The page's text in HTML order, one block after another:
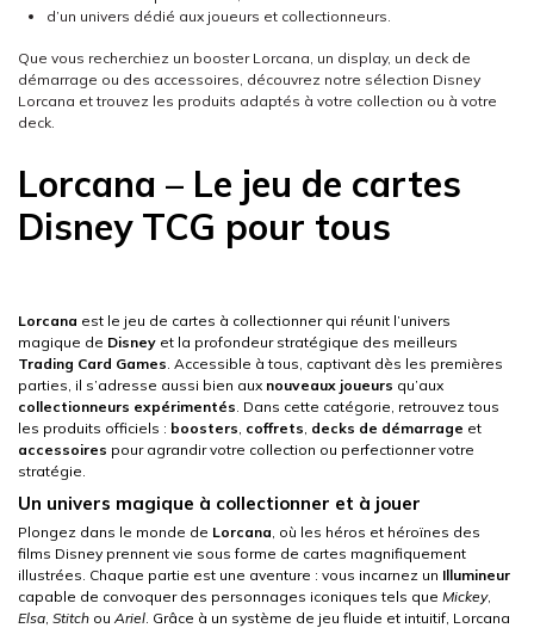
d’un univers dédié aux joueurs et collectionneurs.
Que vous recherchiez un booster Lorcana, un display, un deck de
démarrage ou des accessoires, découvrez notre sélection Disney
Lorcana et trouvez les produits adaptés à votre collection ou à votre
deck.
Lorcana – Le jeu de cartes
Disney TCG pour tous
Lorcana est le jeu de cartes à collectionner qui réunit l’univers
magique de Disney et la profondeur stratégique des meilleurs
Trading Card Games . Accessible à tous, captivant dès les premières
parties, il s’adresse aussi bien aux nouveaux joueurs qu’aux
collectionneurs expérimentés . Dans cette catégorie, retrouvez tous
les produits officiels : boosters coffrets decks de démarrage et
accessoires pour agrandir votre collection ou perfectionner votre
stratégie.
Un univers magique à collectionner et à jouer
Plongez dans le monde de Lorcana, où les héros et héroïnes des
films Disney prennent vie sous forme de cartes magnifiquement
illustrées. Chaque partie est une aventure : vous incarnez un Illumineur
capable de convoquer des personnages iconiques tels que Mickey,
Elsa, Stitch ou Ariel. Grâce à un système de jeu fluide et intuitif, Lorcana